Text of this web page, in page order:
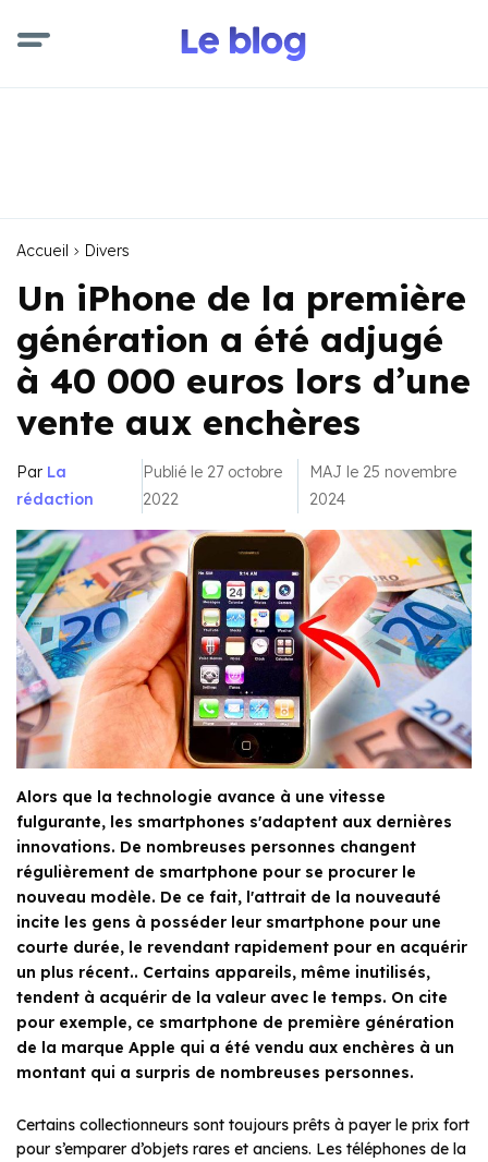
Accueil Divers
Un iPhone de la première
génération a été adjugé
à 40 000 euros lors d’une
vente aux enchères
Par La
rédaction
Publié le 27 octobre
2022
MAJ le 25 novembre
2024
Alors que la technologie avance à une vitesse
fulgurante, les smartphones s'adaptent aux dernières
innovations. De nombreuses personnes changent
régulièrement de smartphone pour se procurer le
nouveau modèle. De ce fait, l'attrait de la nouveauté
incite les gens à posséder leur smartphone pour une
courte durée, le revendant rapidement pour en acquérir
un plus récent.. Certains appareils, même inutilisés,
tendent à acquérir de la valeur avec le temps. On cite
pour exemple, ce smartphone de première génération
de la marque Apple qui a été vendu aux enchères à un
montant qui a surpris de nombreuses personnes.
Certains collectionneurs sont toujours prêts à payer le prix fort
pour s’emparer d’objets rares et anciens. Les téléphones de la